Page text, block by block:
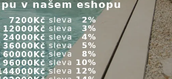
Cable EGC 2.5 m -
EGC
5 dnů
CZK/ks
+